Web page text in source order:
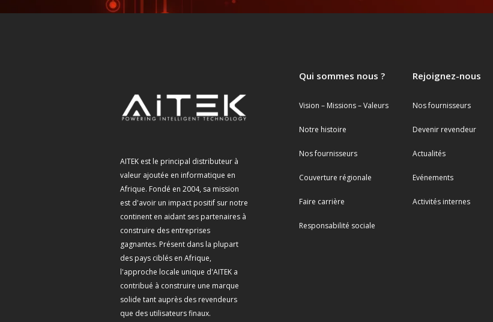
AITEK est le principal distributeur à
valeur ajoutée en informatique en
Afrique. Fondé en 2004, sa mission
est d'avoir un impact positif sur notre
continent en aidant ses partenaires à
construire des entreprises
gagnantes. Présent dans la plupart
des pays ciblés en Afrique,
l'approche locale unique d'AITEK a
contribué à construire une marque
solide tant auprès des revendeurs
que des utilisateurs finaux.
Qui sommes nous ?
Vision – Missions – Valeurs
Notre histoire
Nos fournisseurs
Couverture régionale
Faire carrière
Responsabilité sociale
Rejoignez-nous
Nos fournisseurs
Devenir revendeur
Actualités
Evénements
Activités internes